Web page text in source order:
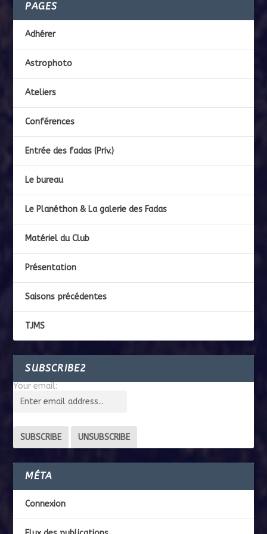
PAGES
Adhérer
Astrophoto
Ateliers
Conférences
Entrée des fadas (Priv.)
Le bureau
Le Planéthon & La galerie des Fadas
Matériel du Club
Présentation
Saisons précédentes
TJMS
SUBSCRIBE2
Your email:
MÉTA
Connexion